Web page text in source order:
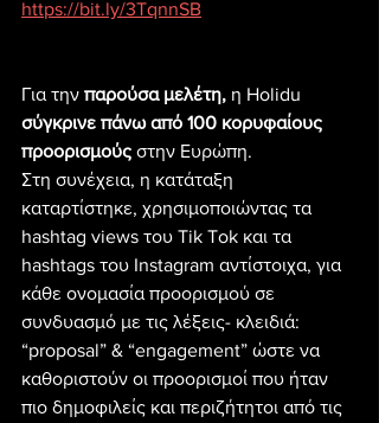
https://bit.ly/3TqnnSB
Για την παρούσα μελέτη, η Holidu
σύγκρινε πάνω από 100 κορυφαίους
προορισμούς στην Ευρώπη.
Στη συνέχεια, η κατάταξη
καταρτίστηκε, χρησιμοποιώντας τα
hashtag views του Tik Tok και τα
hashtags του Instagram αντίστοιχα, για
κάθε ονομασία προορισμού σε
συνδυασμό με τις λέξεις- κλειδιά:
“proposal” & “engagement” ώστε να
καθοριστούν οι προορισμοί που ήταν
πιο δημοφιλείς και περιζήτητοι από τις